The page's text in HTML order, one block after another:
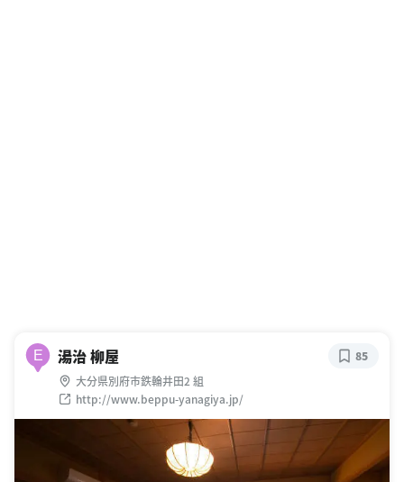
E 湯治 柳屋
大分県別府市鉄輪井田2 組
http://www.beppu-yanagiya.jp/
85